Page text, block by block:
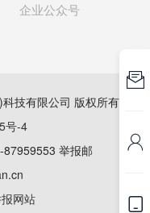
企业公众号
技有限公司 版权所有
号-4
举报邮
网站


